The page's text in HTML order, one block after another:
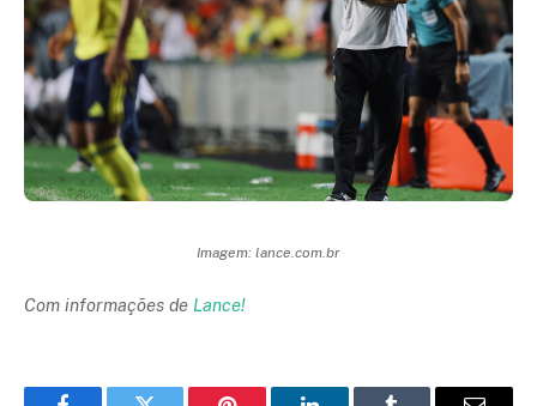
Imagem: lance.com.br
Com informações de Lance!